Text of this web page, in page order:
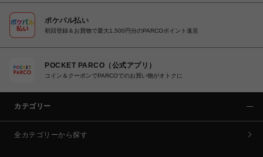
ポケパル払い
初回登録＆お買物で最大1,500円分のPARCOポイント進呈
POCKET PARCO（公式アプリ）
コイン＆クーポンでPARCOでのお買い物がオトクに
カテゴリー
全カテゴリーから探す